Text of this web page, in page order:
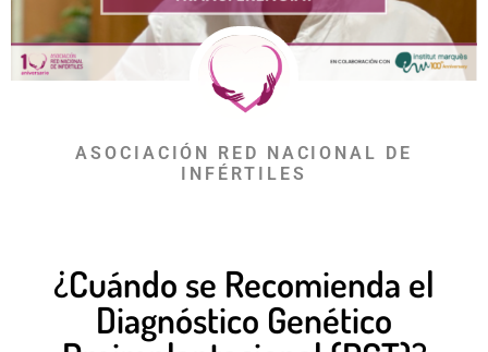
ASOCIACIÓN RED NACIONAL DE
INFÉRTILES
¿Cuándo se Recomienda el
Diagnóstico Genético